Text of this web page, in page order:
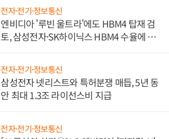
전자·전기·정보통신
엔비디아 '루빈 울트라'에도 HBM4 탑재 검
토, 삼성전자·SK하이닉스 HBM4 수율에 주
전자·전기·정보통신
삼성전자 넷리스트와 특허분쟁 매듭, 5년 동
안 최대 1.3조 라이선스비 지급
전자·전기·정보통신